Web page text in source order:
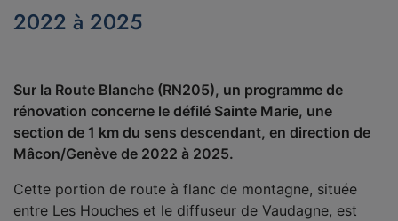
2022 à 2025
Sur la Route Blanche (RN205), un programme de
rénovation concerne le défilé Sainte Marie, une
section de 1 km du sens descendant, en direction de
Mâcon/Genève de 2022 à 2025.
Cette portion de route à flanc de montagne, située
entre Les Houches et le diffuseur de Vaudagne, est